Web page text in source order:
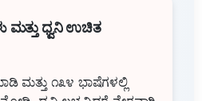
ಮತ್ತು ಧ್ವನಿ ಉಚಿತ
ಮತ್ತು ೧೩೪ ಭಾಷೆಗಳಲ್ಲಿ